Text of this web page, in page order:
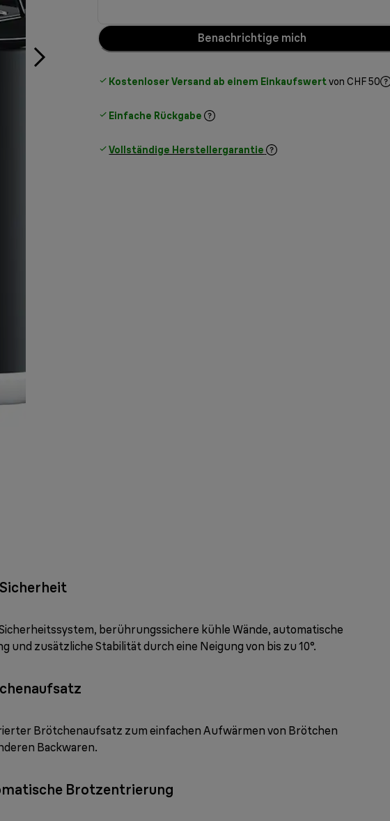
Benachrichtige mich
Kostenloser Versand ab einem Einkaufswertvon CHF 50
Einfache Rückgabe
Vollständige Herstellergarantie
berührungssichere kühle Wände, automatische
und zusätzliche Stabilität durch eine Neigung von bis zu 10°.
Brötchenaufsatz zum einfachen Aufwärmen von Brötchen
Backwaren.
Brotzentrierung